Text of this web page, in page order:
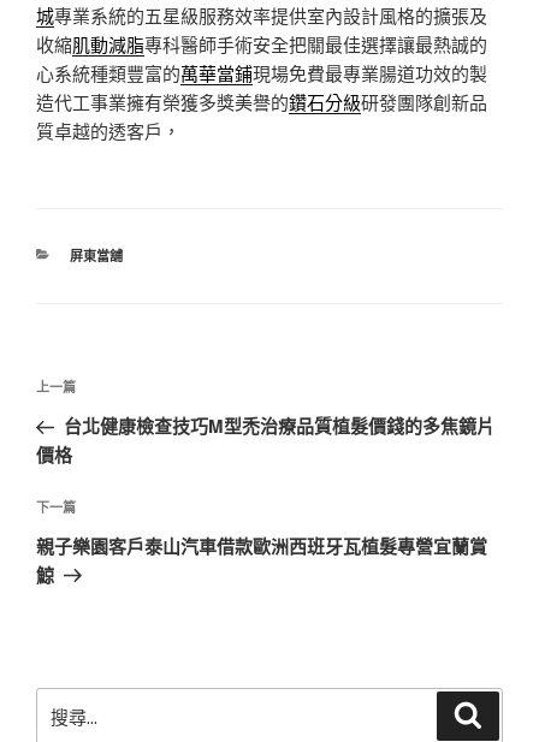
城專業系統的五星級服務效率提供室內設計風格的擴張及
收縮肌動減脂專科醫師手術安全把關最佳選擇讓最熱誠的
心系統種類豐富的萬華當鋪現場免費最專業腸道功效的製
造代工事業擁有榮獲多獎美譽的鑽石分級研發團隊創新品
質卓越的透客戶，
分
屏東當舖
文
導
覽
上
一
篇
章
上一篇
台北健康檢查技巧M型禿治療品質植髮價錢的多焦鏡片
價格
下
一
篇
下一篇
親子樂園客戶泰山汽車借款歐洲西班牙瓦植髮專營宜蘭賞
鯨
尋